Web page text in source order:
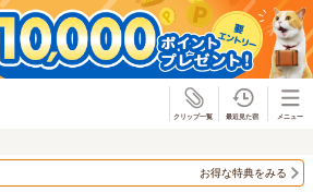
お得な特典をみる